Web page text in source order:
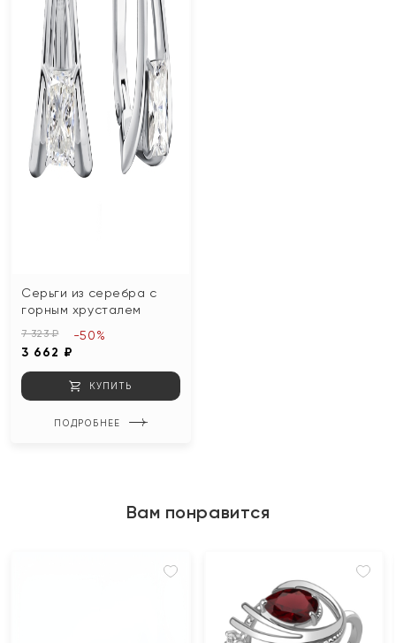
Серьги из серебра с
горным хрусталем
7 323 ₽
3 662 ₽
-50%
КУПИТЬ
ПОДРОБНЕЕ
Вам понравится